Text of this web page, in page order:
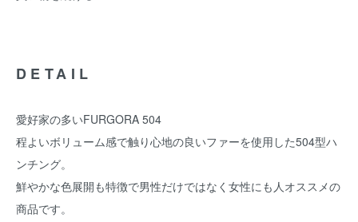
DETAIL
愛好家の多いFURGORA 504
程よいボリューム感で触り心地の良いファーを使用した504型ハ
ンチング。
鮮やかな色展開も特徴で男性だけではなく女性にも人オススメの
商品です。